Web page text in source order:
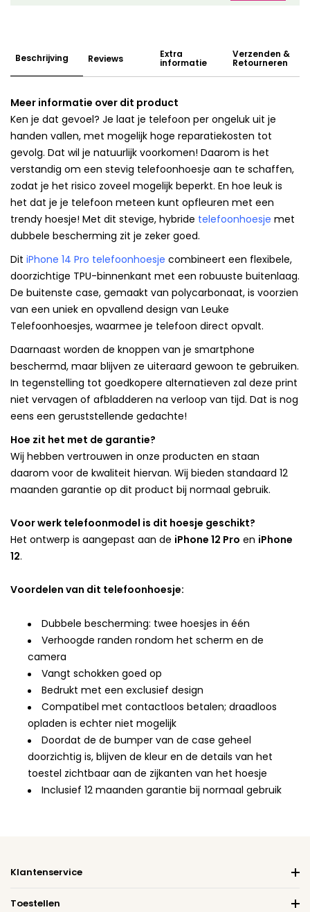
Beschrijving Reviews Extra
informatie
Verzenden &
Retourneren
Meer informatie over dit product
Ken je dat gevoel? Je laat je telefoon per ongeluk uit je
handen vallen, met mogelijk hoge reparatiekosten tot
gevolg. Dat wil je natuurlijk voorkomen! Daarom is het
verstandig om een stevig telefoonhoesje aan te schaffen,
zodat je het risico zoveel mogelijk beperkt. En hoe leuk is
het dat je je telefoon meteen kunt opfleuren met een
trendy hoesje! Met dit stevige, hybride telefoonhoesje met
dubbele bescherming zit je zeker goed.
Dit iPhone 14 Pro telefoonhoesje combineert een flexibele,
doorzichtige TPU-binnenkant met een robuuste buitenlaag.
De buitenste case, gemaakt van polycarbonaat, is voorzien
van een uniek en opvallend design van Leuke
Telefoonhoesjes, waarmee je telefoon direct opvalt.
Daarnaast worden de knoppen van je smartphone
beschermd, maar blijven ze uiteraard gewoon te gebruiken.
In tegenstelling tot goedkopere alternatieven zal deze print
niet vervagen of afbladderen na verloop van tijd. Dat is nog
eens een geruststellende gedachte!
Hoe zit het met de garantie?
Wij hebben vertrouwen in onze producten en staan
daarom voor de kwaliteit hiervan. Wij bieden standaard 12
maanden garantie op dit product bij normaal gebruik.
Voor werk telefoonmodel is dit hoesje geschikt?
Het ontwerp is aangepast aan de iPhone 12 Pro en iPhone
12.
Voordelen van dit telefoonhoesje:
Dubbele bescherming: twee hoesjes in één
Verhoogde randen rondom het scherm en de
camera
Vangt schokken goed op
Bedrukt met een exclusief design
Compatibel met contactloos betalen; draadloos
opladen is echter niet mogelijk
Doordat de de bumper van de case geheel
doorzichtig is, blijven de kleur en de details van het
toestel zichtbaar aan de zijkanten van het hoesje
Inclusief 12 maanden garantie bij normaal gebruik
Klantenservice
Toestellen